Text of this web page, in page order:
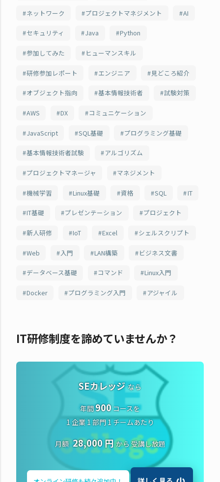
ネットワーク プロジェクトマネジメント AI
セキュリティ Java Python
参加してみた ヒューマンスキル
研修参加レポート エンジニア 見どころ紹介
オブジェクト指向 基本情報技術者 試験対策
AWS DX コミュニケーション
JavaScript SQL基礎 プログラミング基礎
基本情報技術者試験 アルゴリズム
プロジェクトマネージャ マネジメント
機械学習 Linux基礎 資格 SQL IT
IT基礎 プレゼンテーション プロジェクト
新人研修 IoT Excel シェルスクリプト
Web 入門 LAN構築 ビジネス文書
データベース基礎 コマンド Linux入門
Docker プログラミング入門 アジャイル
IT研修制度を諦めていませんか？
SEカレッジ なら
年間900コースを
1 企業 1 部門 1 チームあたり
月額 28,000 円 から受講し放題